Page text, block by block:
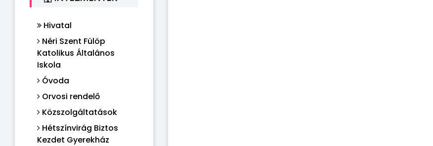
Hivatal
Néri Szent Fülöp
Katolikus Általános
Iskola
Óvoda
Orvosi rendelő
Közszolgáltatások
Hétszínvirág Biztos
Kezdet Gyerekház